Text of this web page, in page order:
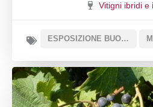
Vitigni ibridi e
ESPOSIZIONE BUONA